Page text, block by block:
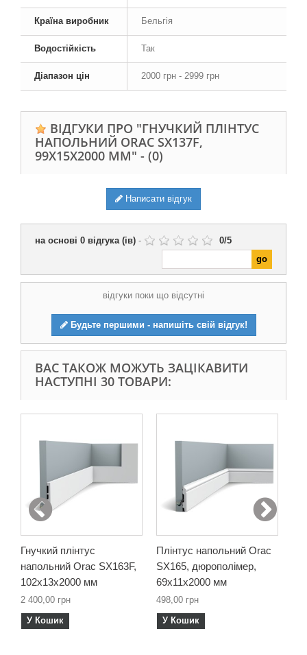
Країна виробник Бельгія
Водостійкість Так
Діапазон цін 2000 грн - 2999 грн
ВІДГУКИ ПРО "ГНУЧКИЙ ПЛІНТУС
НАПОЛЬНИЙ ORAC SX137F,
99Х15Х2000 ММ" - (0)
Написати відгук
на основі 0 відгука (ів) - 0/5
відгуки поки що відсутні
Будьте першими - напишіть свій відгук!
ВАС ТАКОЖ МОЖУТЬ ЗАЦІКАВИТИ
НАСТУПНІ 30 ТОВАРИ:
Гнучкий плінтус
напольний Orac SX163F,
102х13х2000 мм
2 400,00 грн
У Кошик
Плінтус напольний Orac
SX165, дюрополімер,
69х11х2000 мм
498,00 грн
У Кошик